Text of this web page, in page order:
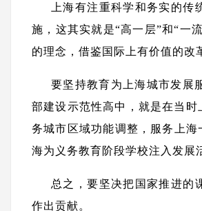
上海有注重科学和务实的
施，这其实就是“高一层”和“一
的理念，借鉴国际上有价值的改
要坚持教育为上海城市发展
部建设示范性高中，就是在当
务城市区域功能调整，服务上
海为义务教育阶段学校注入发展
总之，要坚决把国家推进的
作出贡献。